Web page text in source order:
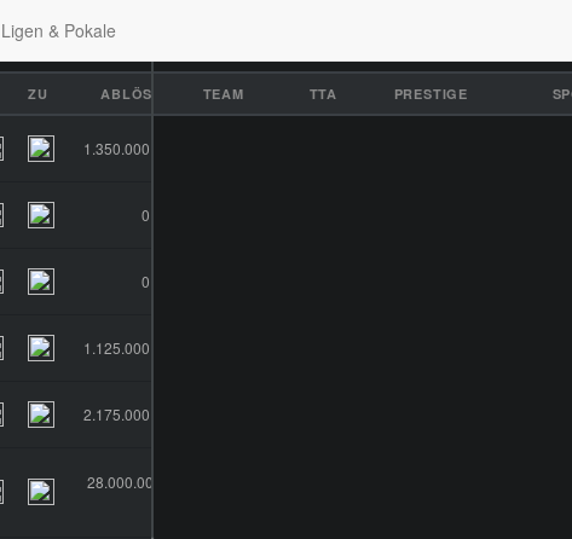
Ligen & Pokale
ZU ABLÖSE
1.350.000 €
0 €
0 €
1.125.000 €
2.175.000 €
28.000.000
TEAM TTA PRESTIGE